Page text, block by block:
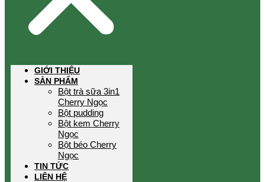
GIỚI THIỆU
SẢN PHẨM
Bột trà sữa 3in1
Cherry Ngọc
Bột pudding
Bột kem Cherry
Ngọc
Bột béo Cherry
Ngọc
TIN TỨC
LIÊN HỆ